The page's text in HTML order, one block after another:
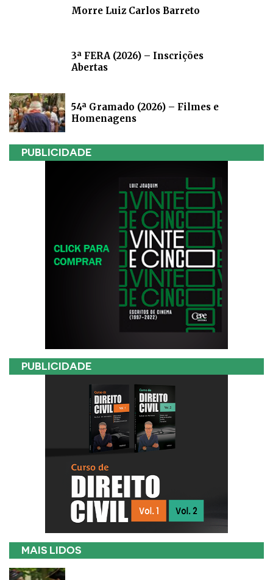
Morre Luiz Carlos Barreto
3ª FERA (2026) – Inscrições
Abertas
54ª Gramado (2026) – Filmes e
Homenagens
PUBLICIDADE
PUBLICIDADE
MAIS LIDOS